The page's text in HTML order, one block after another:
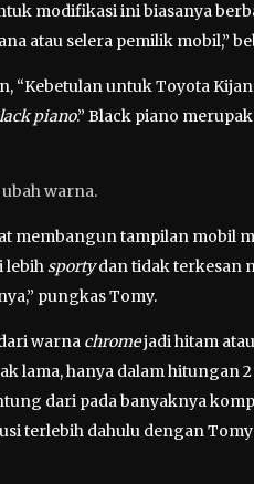
modifikasi ini biasanya
atau selera pemilik mobil,”
“Kebetulan untuk Toyota
piano.” Black piano
warna.
membangun tampilan mobil
lebihsportydan tidak terkesan
pungkas Tomy.
warna chromejadi hitam
lama, hanya dalam hitungan
dari pada banyaknya
terlebih dahulu dengan